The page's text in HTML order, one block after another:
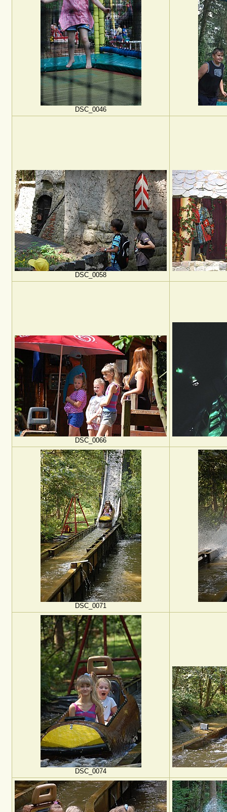
DSC_0046
DSC_0058
DSC_0066
DSC_0071
DSC_0074